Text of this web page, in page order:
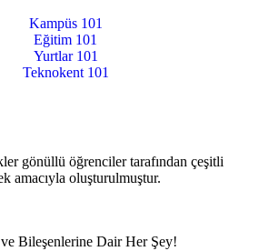
Kampüs 101
Eğitim 101
Yurtlar 101
Teknokent 101
gönüllü öğrenciler tarafından çeşitli
amacıyla oluşturulmuştur.
Bileşenlerine Dair Her Şey!